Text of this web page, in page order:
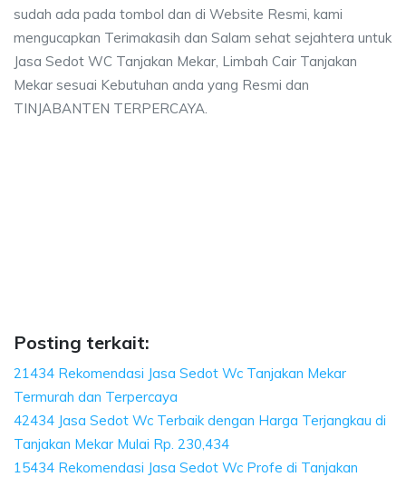
sudah ada pada tombol dan di Website Resmi, kami
mengucapkan Terimakasih dan Salam sehat sejahtera untuk
Jasa Sedot WC Tanjakan Mekar, Limbah Cair Tanjakan
Mekar sesuai Kebutuhan anda yang Resmi dan
TINJABANTEN TERPERCAYA.
Posting terkait:
21434 Rekomendasi Jasa Sedot Wc Tanjakan Mekar
Termurah dan Terpercaya
42434 Jasa Sedot Wc Terbaik dengan Harga Terjangkau di
Tanjakan Mekar Mulai Rp. 230,434
15434 Rekomendasi Jasa Sedot Wc Profe di Tanjakan